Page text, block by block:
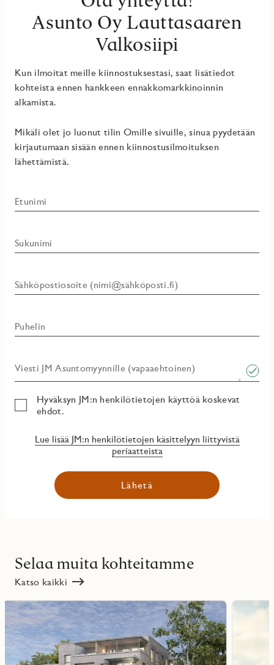
Asunto Oy Lauttasaaren
Valkosiipi
Kun ilmoitat meille kiinnostuksestasi, saat lisätiedot
kohteista ennen hankkeen ennakkomarkkinoinnin
alkamista.
Mikäli olet jo luonut tilin Omille sivuille, sinua pyydetään
kirjautumaan sisään ennen kiinnostusilmoituksen
lähettämistä.
Etunimi
Sukunimi
Sähköpostiosoite (nimi@sähköposti.fi)
Puhelin
Viesti JM Asuntomyynnille (vapaaehtoinen)​
Hyväksyn JM:n henkilötietojen käyttöä koskevat
ehdot.
Lue lisää JM:n henkilötietojen käsittelyyn liittyvistä
periaatteista
Lähetä
Selaa muita kohteitamme
Katso kaikki
Lue
projektista
Lue
lisää